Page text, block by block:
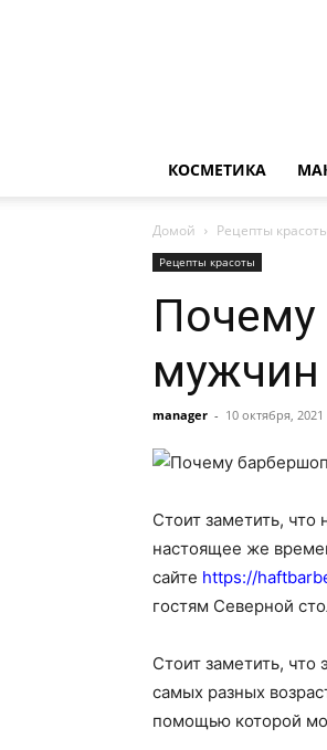
КОСМЕТИКА
Домой Рецепты красоты
Рецепты красоты
Почему
мужчин
manager - 10 октября, 2021
Стоит заметить,
настоящее же
сайте https://
гостям Северной
Стоит заметить,
самых разных
помощью которой